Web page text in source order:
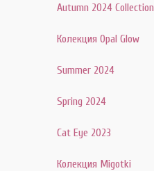
Autumn 2024 Collection
Колекция Opal Glow
Summer 2024
Spring 2024
Cat Eye 2023
Колекция Migotki